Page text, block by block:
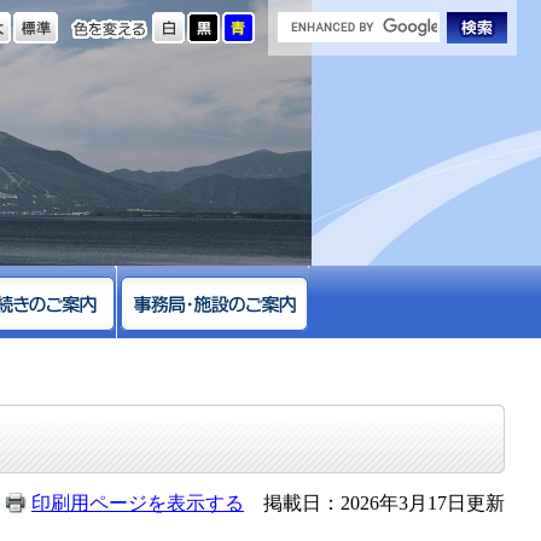
色を変える
大きさ
印刷用ページを表示する
掲載日：2026年3月17日更新